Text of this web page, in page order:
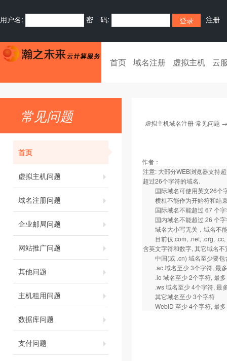
用户名: 密 码: 注册
首页 域名注册 虚拟主机 云
常见问题
首页
虚拟主机问题
域名注册问题
企业邮局问题
网站推广问题
其他问题
主机租用问题
数据库问题
支付问题
虚拟主机域名注册-常见问题
作者：
注意: 大部分WEB浏览器支持
超过26个字符的域名.
国际域名可使用英文26个
横杠不能作为开始符和结
国际域名不能超过 67 个字
国内域名不能超过 26 个字
域名大小写无关，域名不
目前仅.com, .net, .org, .cc, .
含英文字符和数字, 其它域名
中国(或 .cn) 域名至少要包
.ac 域名至少 3个字符, 最
.io 域名至少 2个字符, 最多
.ws 域名至少 4个字符, 最
其它域名至少 3个字符
WebID 至少 4个字符, 最多